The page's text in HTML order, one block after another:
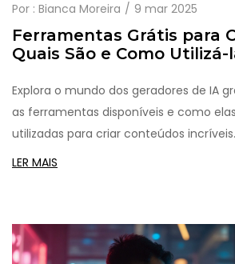
Por : Bianca Moreira 9 mar 2025
Ferramentas Grátis para
Quais São e Como Utilizá-
Explora o mundo dos geradores de IA
as ferramentas disponíveis e como
utilizadas para criar conteúdos
populares e dicas práticas para tirar o
centavo. Se você está curioso sobre
capacidades do futuro das AI, este
LER MAIS